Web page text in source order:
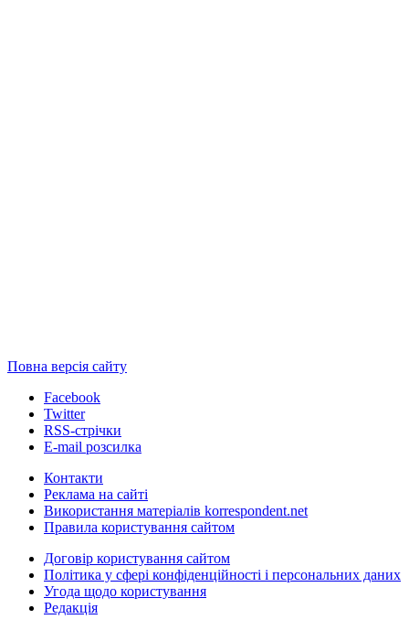
Повна версія сайту
Facebook
Twitter
RSS-стрічки
E-mail розсилка
Контакти
Реклама на сайті
Використання матеріалів korrespondent.net
Правила користування сайтом
Договір користування сайтом
Політика у сфері конфіденційності і персональних даних
Угода щодо користування
Редакція